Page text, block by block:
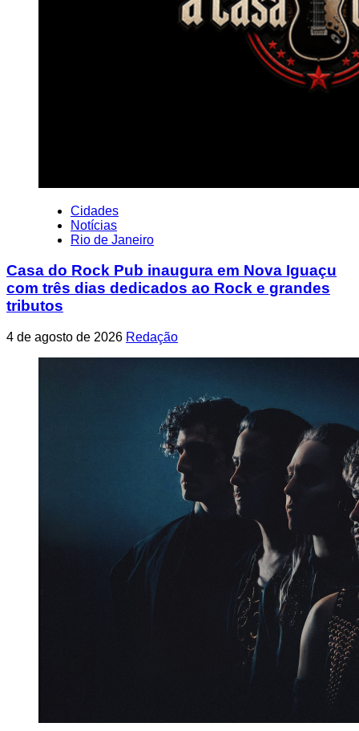
Cidades
Notícias
Rio de Janeiro
Casa do Rock Pub inaugura em Nova Iguaçu
com três dias dedicados ao Rock e grandes
tributos
4 de agosto de 2026 Redação